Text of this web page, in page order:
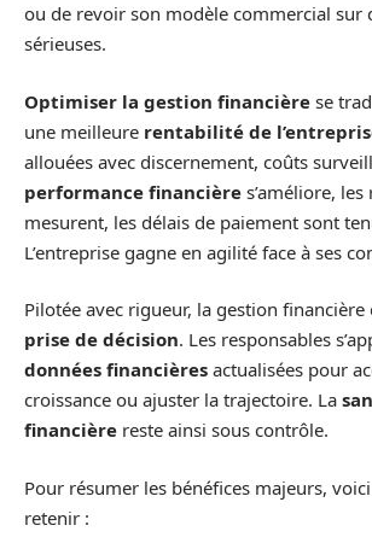
ou de revoir son modèle commercial sur
sérieuses.
Optimiser la gestion financière se
une meilleure rentabilité de
allouées avec discernement, coûts
performance financière s’améliore,
mesurent, les délais de paiement sont
L’entreprise gagne en agilité face à ses
Pilotée avec rigueur, la gestion
prise de décision. Les responsables
données financières actualisées pour
croissance ou ajuster la trajectoire. La
financière reste ainsi sous contrôle.
Pour résumer les bénéfices majeurs,
retenir :